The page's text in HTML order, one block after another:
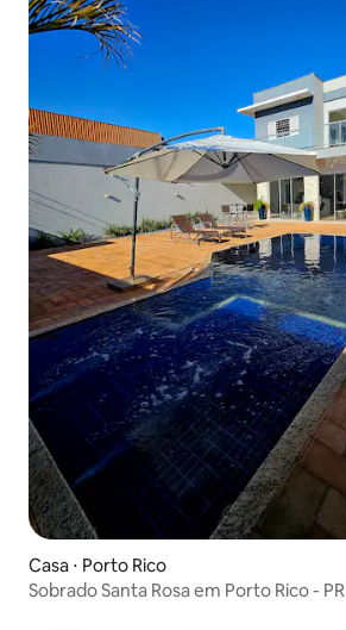
Casa ⋅ Porto Rico
Sobrado Santa Rosa em Porto Rico - PR